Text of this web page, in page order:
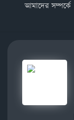
আমাদের সম্পর্কে